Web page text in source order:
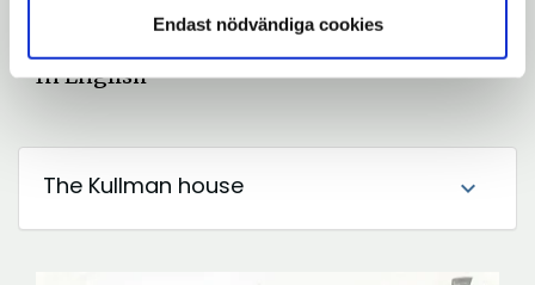
Endast nödvändiga cookies
In English
The Kullman house expand_more